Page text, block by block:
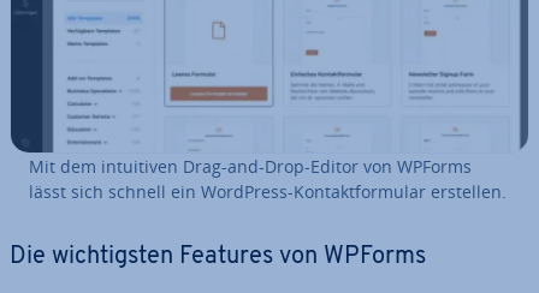
Mit dem in­tui­ti­ven Drag-and-Drop-Editor von WPForms
lässt sich schnell ein WordPress-Kon­takt­for­mu­lar erstellen.
Die wich­tigs­ten Features von WPForms